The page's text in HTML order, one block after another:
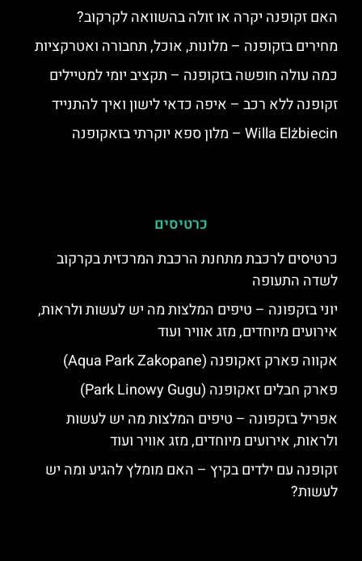
האם זקופנה יקרה או זולה בהשוואה לקרקוב?
מחירים בזקופנה – מלונות, אוכל, תחבורה ואטרקציות
כמה עולה חופשה בזקופנה – תקציב יומי למטיילים
זקופנה ללא רכב – איפה כדאי לישון ואיך להתנייד
Willa Elżbiecin – מלון ספא יוקרתי בזאקופנה
כרטיסים
כרטיסים לרכבת מתחנת הרכבת המרכזית בקרקוב
לשדה התעופה
יוני בזקפונה – טיפים המלצות מה יש לעשות ולראות,
אירועים מיוחדים, מזג אוויר ועוד
אקווה פארק זאקופנה (Aqua Park Zakopane)
פארק חבלים זאקופנה (Park Linowy Gugu)
אפריל בזקפונה – טיפים המלצות מה יש לעשות
ולראות, אירועים מיוחדים, מזג אוויר ועוד
זקופנה עם ילדים בקיץ – האם מומלץ להגיע ומה יש
לעשות?